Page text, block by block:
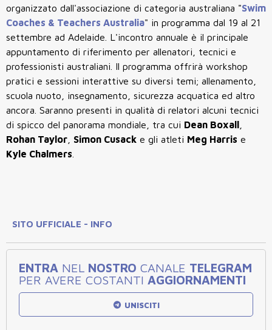
organizzato dall'associazione di categoria australiana "Swim
Coaches & Teachers Australia" in programma dal 19 al 21
settembre ad Adelaide. L'incontro annuale è il principale
appuntamento di riferimento per allenatori, tecnici e
professionisti australiani. Il programma offrirà workshop
pratici e sessioni interattive su diversi temi; allenamento,
scuola nuoto, insegnamento, sicurezza acquatica ed altro
ancora. Saranno presenti in qualità di relatori alcuni tecnici
di spicco del panorama mondiale, tra cui Dean Boxall
Rohan Taylor
Simon Cusack e gli atleti Meg Harris e
Kyle Chalmers
SITO UFFICIALE - INFO
ENTRA NEL NOSTRO CANALE TELEGRAM
PER AVERE COSTANTI AGGIORNAMENTI
UNISCITI